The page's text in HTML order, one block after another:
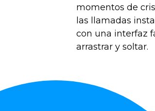
momentos de
las llamadas
con una interfaz
arrastrar y soltar.